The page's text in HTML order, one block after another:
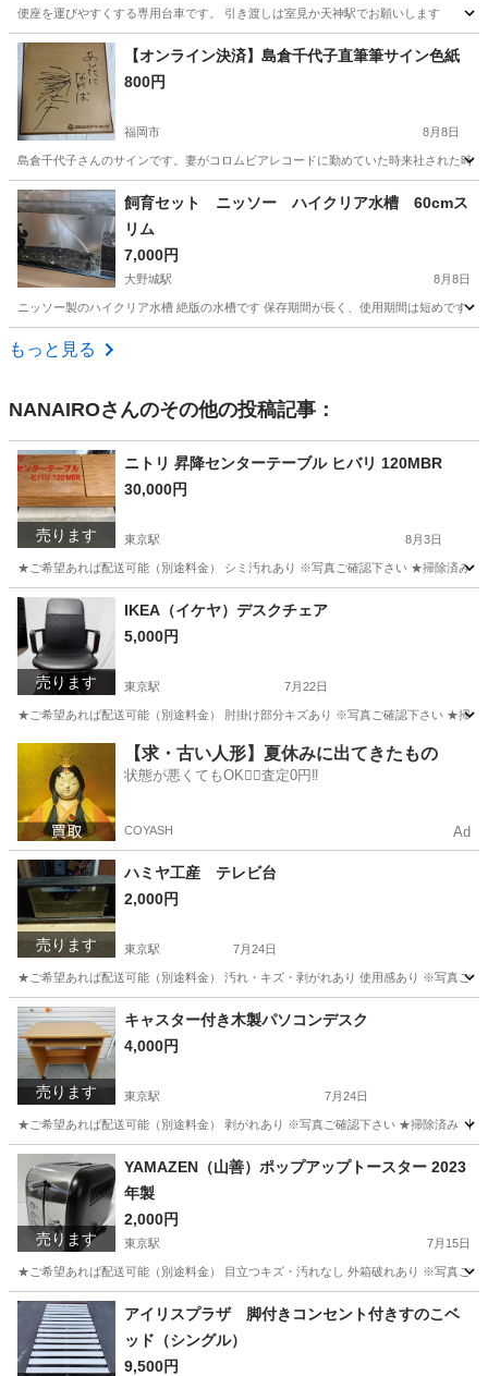
便座を運びやすくする専用台車です。 引き渡しは室見か天神駅でお願いします
福岡 福岡市 室見駅 その他
【オンライン決済】島倉千代子直筆筆サイン色紙
800円
福岡市 8月8日
島倉千代子さんのサインです。妻がコロムビアレコードに勤めていた時来社された時
福岡 福岡市 その他
飼育セット ニッソー ハイクリア水槽 60cmス
リム
7,000円
大野城駅 8月8日
ニッソー製のハイクリア水槽 絶版の水槽です 保存期間が長く、使用期間は短めです
福岡 春日市
もっと見る
NANAIROさんのその他の投稿記事：
売ります
ニトリ 昇降センターテーブル ヒバリ 120MBR
30,000円
東京駅 8月3日
★ご希望あれば配送可能（別途料金） シミ汚れあり ※写真ご確認下さい ★掃除済み ★
福岡 福岡市 東京駅 テーブル
売ります
IKEA（イケヤ）デスクチェア
5,000円
東京駅 7月22日
★ご希望あれば配送可能（別途料金） 肘掛け部分キズあり ※写真ご確認下さい ★掃除
東京駅 オフィス用家具 イケヤ
【求・古い人形】夏休みに出てきたもの
状態が悪くてもOK🙆‍♀️査定0円‼️
COYASH Ad
売ります
ハミヤ工産 テレビ台
2,000円
東京駅 7月24日
★ご希望あれば配送可能（別途料金） 汚れ・キズ・剥がれあり 使用感あり ※写真ご
福岡 福岡市 収納家具
売ります
キャスター付き木製パソコンデスク
4,000円
東京駅 7月24日
★ご希望あれば配送可能（別途料金） 剥がれあり ※写真ご確認下さい ★掃除済み 【
福岡 福岡市 オフィス用家具 キャスター
売ります
YAMAZEN（山善）ポップアップトースター 2023
年製
2,000円
東京駅 7月15日
★ご希望あれば配送可能（別途料金） 目立つキズ・汚れなし 外箱破れあり ※写真ご
福岡 福岡市 東京駅 キッチン家電
アイリスプラザ 脚付きコンセント付きすのこベ
ッド（シングル）
9,500円